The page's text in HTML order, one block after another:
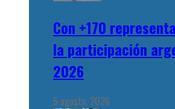
Con +170
la participación
2026
5 agosto, 2026